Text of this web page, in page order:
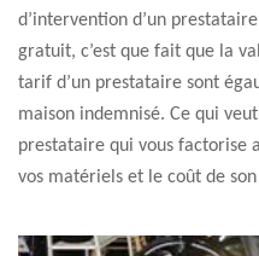
d’intervention d’un
gratuit, c’est que fait que la
tarif d’un prestataire sont
maison indemnisé. Ce qui
prestataire qui vous factorise
vos matériels et le coût de